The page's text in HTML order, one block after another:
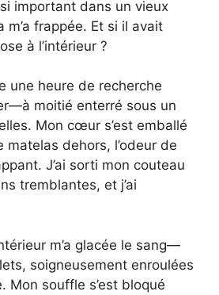
important dans un vieux
m’a frappée. Et si il avait
à l’intérieur ?
une heure de recherche
moitié enterré sous un
Mon cœur s’est emballé
matelas dehors, l’odeur de
J’ai sorti mon couteau
tremblantes, et j’ai
m’a glacée le sang—
soigneusement enroulées
Mon souffle s’est bloqué